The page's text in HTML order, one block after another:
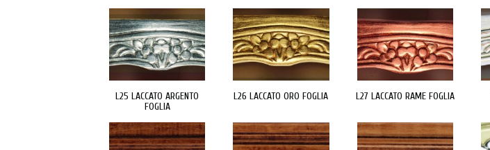
L25 LACCATO ARGENTO
FOGLIA
L26 LACCATO ORO FOGLIA L27 LACCATO RAME FOGLIA